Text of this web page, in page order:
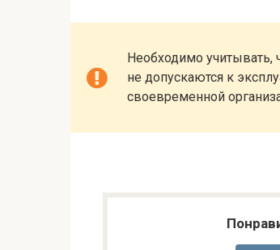
Необходимо
не допускаются к
своевременной